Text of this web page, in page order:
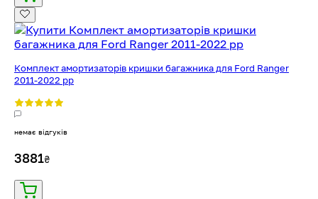
Комплект амортизаторів кришки багажника для Ford Ranger
2011-2022 рр
немає відгуків
3881₴